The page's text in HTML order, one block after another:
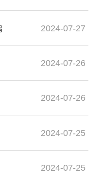
2024-07-27
2024-07-26
2024-07-26
2024-07-25
2024-07-25